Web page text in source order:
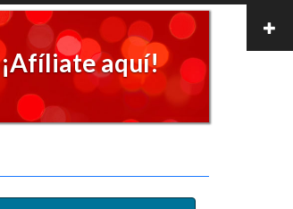
¡Afíliate aquí!